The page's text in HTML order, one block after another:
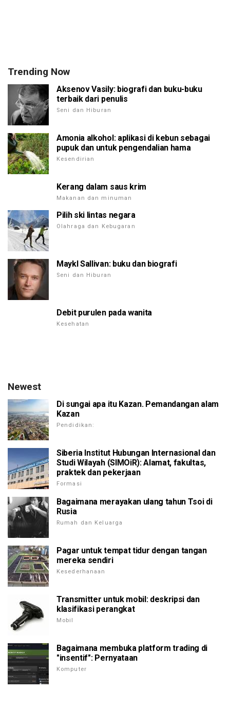
Trending Now
Aksenov Vasily: biografi dan buku-buku
terbaik dari penulis
Seni dan Hiburan
Amonia alkohol: aplikasi di kebun sebagai
pupuk dan untuk pengendalian hama
Kesendirian
Kerang dalam saus krim
Makanan dan minuman
Pilih ski lintas negara
Olahraga dan Kebugaran
Maykl Sallivan: buku dan biografi
Seni dan Hiburan
Debit purulen pada wanita
Kesehatan
Newest
Di sungai apa itu Kazan. Pemandangan alam
Kazan
Pendidikan:
Siberia Institut Hubungan Internasional dan
Studi Wilayah (SIMOiR): Alamat, fakultas,
praktek dan pekerjaan
Formasi
Bagaimana merayakan ulang tahun Tsoi di
Rusia
Rumah dan Keluarga
Pagar untuk tempat tidur dengan tangan
mereka sendiri
Kesederhanaan
Transmitter untuk mobil: deskripsi dan
klasifikasi perangkat
Mobil
Bagaimana membuka platform trading di
"insentif": Pernyataan
Komputer